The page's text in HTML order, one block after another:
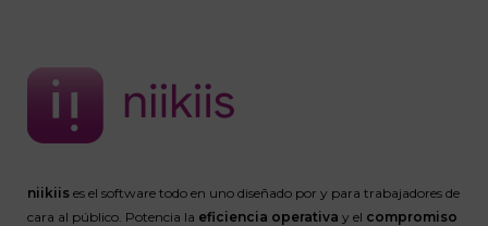
niikiis es el software todo en uno diseñado por y para trabajadores de
cara al público. Potencia la eficiencia operativa y el compromiso